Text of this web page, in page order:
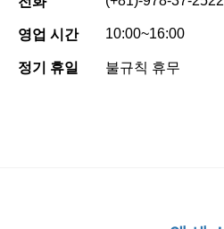
영업 시간 10:00~16:00
정기 휴일 불규칙 휴무